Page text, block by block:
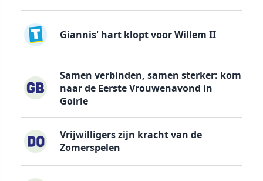
Giannis' hart klopt voor Willem II
Samen verbinden, samen sterker: kom
naar de Eerste Vrouwenavond in
Goirle
Vrijwilligers zijn kracht van de
Zomerspelen